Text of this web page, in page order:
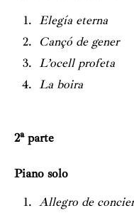
Elegía eterna
Cançó de gener
L’ocell profeta
La boira
2ª parte
Piano solo
Allegro de